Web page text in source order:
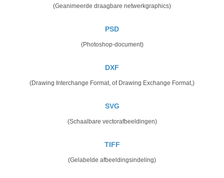
(Geanimeerde draagbare netwerkgraphics)
PSD
(Photoshop-document)
DXF
(Drawing Interchange Format, of Drawing Exchange Format,)
SVG
(Schaalbare vectorafbeeldingen)
TIFF
(Gelabelde afbeeldingsindeling)